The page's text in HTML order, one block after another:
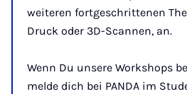
weiteren fortgeschrittenen
Druck oder 3D-Scannen, an.
Wenn Du unsere Workshops
melde dich bei PANDA im